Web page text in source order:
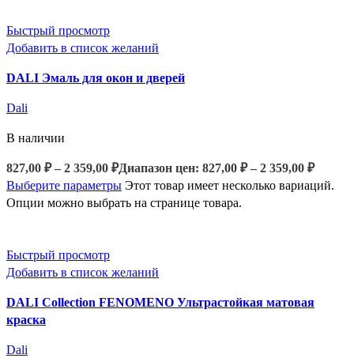
Быстрый просмотр
Добавить в список желаний
DALI Эмаль для окон и дверей
Dali
В наличии
827,00 ₽ – 2 359,00 ₽Диапазон цен: 827,00 ₽ – 2 359,00 ₽
Выберите параметры Этот товар имеет несколько вариаций.
Опции можно выбрать на странице товара.
Быстрый просмотр
Добавить в список желаний
DALI Collection FENOMENO Ультрастойкая матовая
краска
Dali